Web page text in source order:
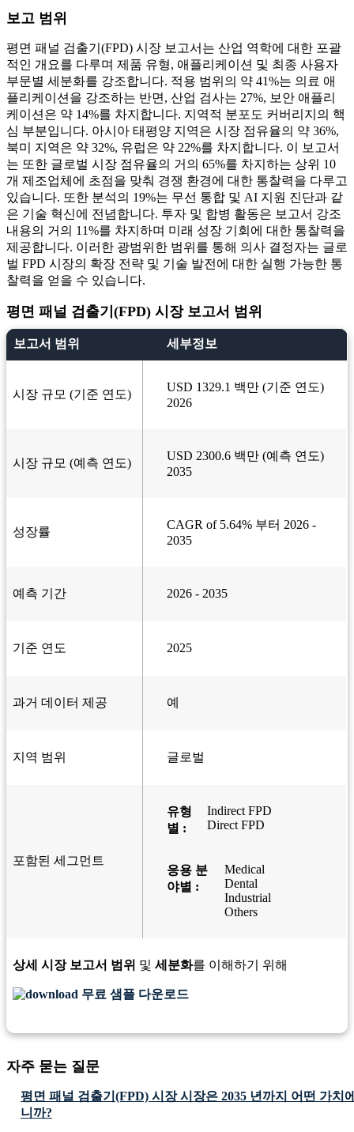
보고 범위
평면 패널 검출기(FPD) 시장 보고서는 산업 역학에 대한 포괄
적인 개요를 다루며 제품 유형, 애플리케이션 및 최종 사용자
부문별 세분화를 강조합니다. 적용 범위의 약 41%는 의료 애
플리케이션을 강조하는 반면, 산업 검사는 27%, 보안 애플리
케이션은 약 14%를 차지합니다. 지역적 분포도 커버리지의 핵
심 부분입니다. 아시아 태평양 지역은 시장 점유율의 약 36%,
북미 지역은 약 32%, 유럽은 약 22%를 차지합니다. 이 보고서
는 또한 글로벌 시장 점유율의 거의 65%를 차지하는 상위 10
개 제조업체에 초점을 맞춰 경쟁 환경에 대한 통찰력을 다루고
있습니다. 또한 분석의 19%는 무선 통합 및 AI 지원 진단과 같
은 기술 혁신에 전념합니다. 투자 및 합병 활동은 보고서 강조
내용의 거의 11%를 차지하며 미래 성장 기회에 대한 통찰력을
제공합니다. 이러한 광범위한 범위를 통해 의사 결정자는 글로
벌 FPD 시장의 확장 전략 및 기술 발전에 대한 실행 가능한 통
찰력을 얻을 수 있습니다.
평면 패널 검출기(FPD) 시장 보고서 범위
보고서 범위 세부정보
시장 규모 (기준 연도)
USD 1329.1 백만 (기준 연도)
2026
시장 규모 (예측 연도)
USD 2300.6 백만 (예측 연도)
2035
성장률
CAGR of 5.64% 부터 2026 -
2035
예측 기간 2026 - 2035
기준 연도 2025
과거 데이터 제공 예
지역 범위 글로벌
포함된 세그먼트
유형
별 :
Indirect FPD
Direct FPD
응용 분
야별 :
Medical
Dental
Industrial
Others
상세 시장 보고서 범위 및 세분화를 이해하기 위해
무료 샘플 다운로드
자주 묻는 질문
평면 패널 검출기(FPD) 시장 시장은 2035 년까지 어떤 가치
니까?